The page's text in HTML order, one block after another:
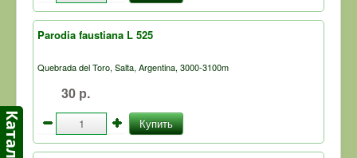
Parodia faustiana L 525
Quebrada del Toro, Salta, Argentina, 3000-3100m
30 р.
Купить